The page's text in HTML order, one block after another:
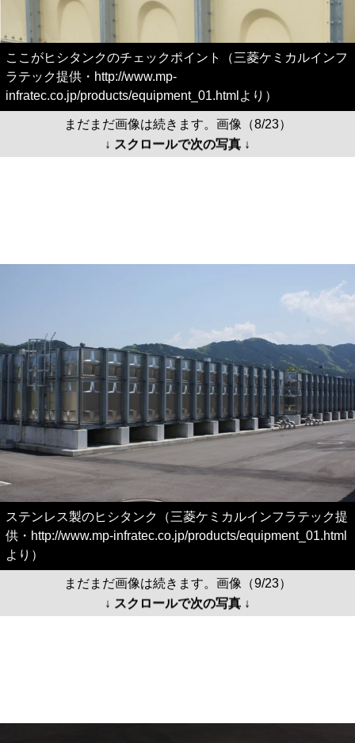
ここがヒシタンクのチェックポイント（三菱ケミカルインフ
ラテック提供・http://www.mp-
infratec.co.jp/products/equipment_01.htmlより）
まだまだ画像は続きます。画像（8/23）
↓ スクロールで次の写真 ↓
ステンレス製のヒシタンク（三菱ケミカルインフラテック提
供・http://www.mp-infratec.co.jp/products/equipment_01.html
より）
まだまだ画像は続きます。画像（9/23）
↓ スクロールで次の写真 ↓